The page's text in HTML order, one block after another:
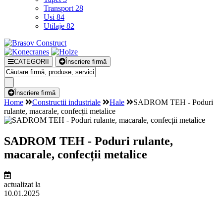
Transport 28
Usi 84
Utilaje 82
CATEGORII Înscriere firmă
Înscriere firmă
Home Constructii industriale Hale
SADROM TEH - Poduri
rulante, macarale, confecții metalice
SADROM TEH - Poduri rulante,
macarale, confecții metalice
actualizat la
10.01.2025